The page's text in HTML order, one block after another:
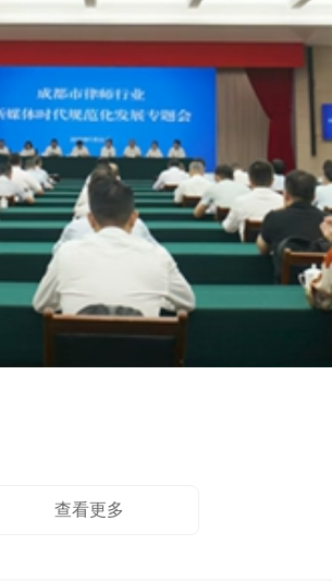
查看更多